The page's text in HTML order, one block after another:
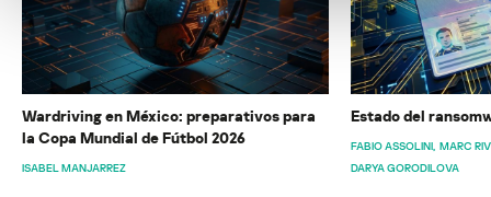
Wardriving en México: preparativos para
la Copa Mundial de Fútbol 2026
ISABEL MANJARREZ
Estado del
FABIO ASSOLINI MARC
DARYA GORODILOVA